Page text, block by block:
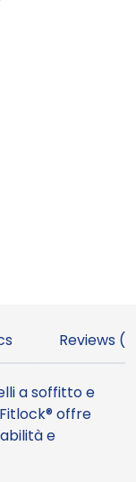
Reviews
a soffitto e
offre
e